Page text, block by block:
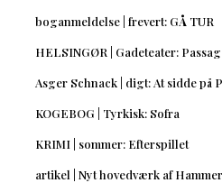
boganmeldelse | frevert: GÅ TUR
HELSINGØR | Gadeteater:
Asger Schnack | digt: At sidde på
KOGEBOG | Tyrkisk: Sofra
KRIMI | sommer: Efterspillet
artikel | Nyt hovedværk af